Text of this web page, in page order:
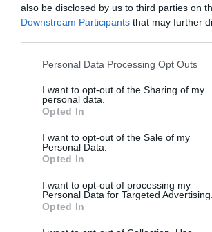
also be disclosed by us to third parties on
Downstream Participants that may further
Please note that this website/app uses one
not limited to your visit or usage behaviour.
grant or deny consent to Google and its
use your data for below specified purposes
consent section.
Personal Data Processing Opt Outs
I want to opt-out of the Sharing of my
personal data.
Opted In
I want to opt-out of the Sale of my
Personal Data.
Opted In
I want to opt-out of processing my
Personal Data for Targeted Advertising.
Opted In
LIFESTYLE